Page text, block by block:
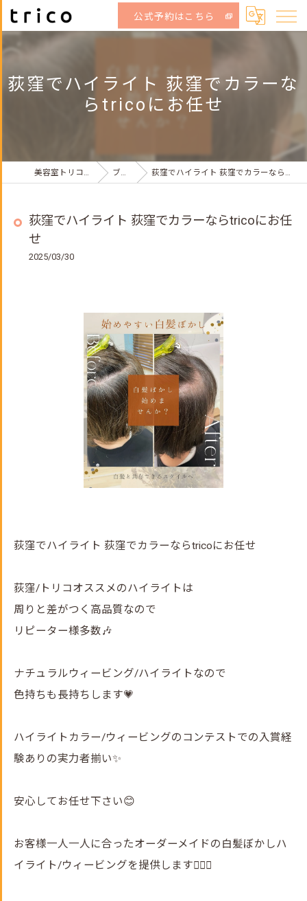
公式予約はこちら
荻窪でハイライト 荻窪でカラーな
らtricoにお任せ
美容室トリコ荻窪店 ブログ 荻窪でハイライト 荻窪でカラーならtricoにお任せ
荻窪でハイライト 荻窪でカラーならtricoにお任
せ
2025/03/30
荻窪でハイライト 荻窪でカラーならtricoにお任せ
荻窪/トリコオススメのハイライトは
周りと差がつく高品質なので
リピーター様多数🎶
ナチュラルウィービング/ハイライトなので
色持ちも長持ちします💗
ハイライトカラー/ウィービングのコンテストでの入賞経
験ありの実力者揃い✨
安心してお任せ下さい😊
お客様一人一人に合ったオーダーメイドの白髪ぼかしハ
イライト/ウィービングを提供します💇‍♀️✨